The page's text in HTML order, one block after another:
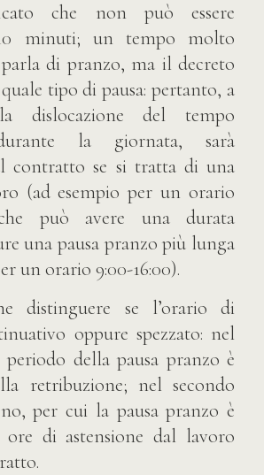
che non può essere
minuti; un tempo molto
di pranzo, ma il decreto
tipo di pausa: pertanto, a
dislocazione del tempo
la giornata, sarà
contratto se si tratta di una
(ad esempio per un orario
che può avere una durata
una pausa pranzo più lunga
un orario 9:00-16:00).
distinguere se l’orario di
oppure spezzato: nel
della pausa pranzo è
retribuzione; nel secondo
per cui la pausa pranzo è
di astensione dal lavoro